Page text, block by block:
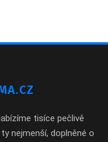
tisíce pečlivě
nejmenší, doplněné o